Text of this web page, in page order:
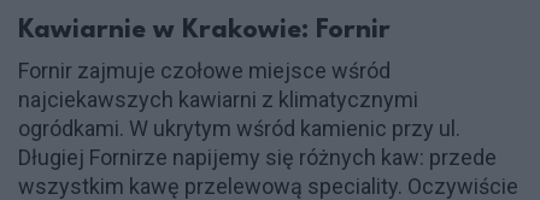
Kawiarnie w Krakowie: Fornir
Fornir zajmuje czołowe miejsce wśród
najciekawszych kawiarni z klimatycznymi
ogródkami. W ukrytym wśród kamienic przy ul.
Długiej Fornirze napijemy się różnych kaw: przede
wszystkim kawę przelewową speciality. Oczywiście